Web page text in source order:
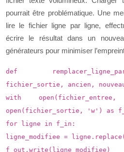
pourrait être problématique. Une
lire le fichier ligne par ligne,
écrire le résultat dans un
générateurs pour minimiser
def
fichier_sortie, ancien,
with
open(fichier_sortie, 'w') as
for ligne in f_in:
ligne_modifiee =
f_out.write(ligne_modifiee)